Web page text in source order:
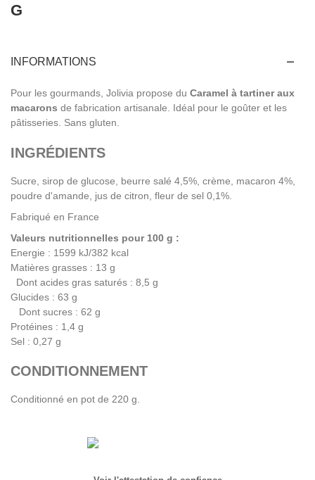
G
INFORMATIONS
Pour les gourmands, Jolivia propose du Caramel à tartiner aux
macarons de fabrication artisanale. Idéal pour le goûter et les
pâtisseries. Sans gluten.
INGRÉDIENTS
Sucre, sirop de glucose, beurre salé 4,5%, crème, macaron 4%,
poudre d'amande, jus de citron, fleur de sel 0,1%.
Fabriqué en France
Valeurs nutritionnelles pour 100 g :
Energie : 1599 kJ/382 kcal
Matières grasses : 13 g
Dont acides gras saturés : 8,5 g
Glucides : 63 g
Dont sucres : 62 g
Protéines : 1,4 g
Sel : 0,27 g
CONDITIONNEMENT
Conditionné en pot de 220 g.